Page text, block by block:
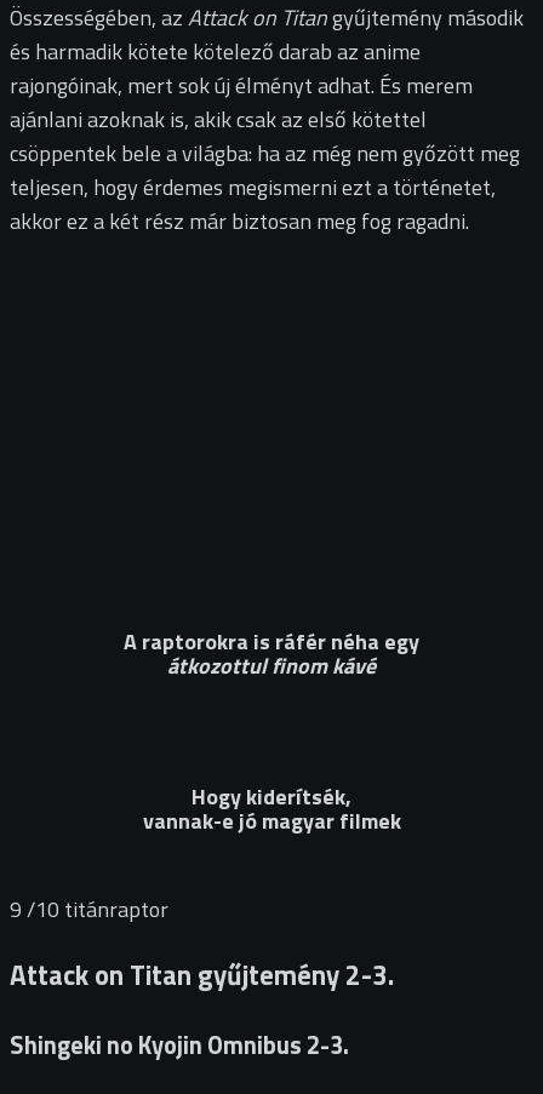
Összességében, azAttack on Titangyűjtemény második
és harmadik kötete kötelező darab az anime
rajongóinak, mert sok új élményt adhat. És merem
ajánlani azoknak is, akik csak az első kötettel
csöppentek bele a világba: ha az még nem győzött meg
teljesen, hogy érdemes megismerni ezt a történetet,
akkor ez a két rész már biztosan meg fog ragadni.
A raptorokra is ráfér néha egy
átkozottul finom kávé
Hogy kiderítsék,
vannak-e jó magyar filmek
9/10 titánraptor
Attack on Titan gyűjtemény 2-3.
Shingeki no Kyojin Omnibus 2-3.